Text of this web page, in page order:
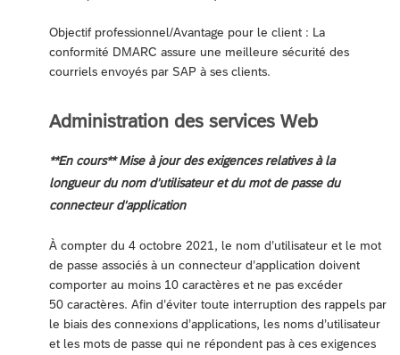
Objectif professionnel/Avantage pour le client : La
conformité DMARC assure une meilleure sécurité des
courriels envoyés par SAP à ses clients.
Administration des services Web
**En cours** Mise à jour des exigences relatives à la
longueur du nom d’utilisateur et du mot de passe du
connecteur d’application
À compter du 4 octobre 2021, le nom d’utilisateur et le mot
de passe associés à un connecteur d’application doivent
comporter au moins 10 caractères et ne pas excéder
50 caractères. Afin d’éviter toute interruption des rappels par
le biais des connexions d’applications, les noms d’utilisateur
et les mots de passe qui ne répondent pas à ces exigences